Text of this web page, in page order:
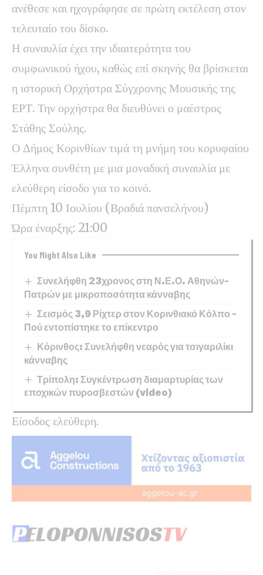
ανέθεσε και ηχογράφησε σε πρώτη εκτέλεση στον
τελευταίο του δίσκο.
Η συναυλία έχει την ιδιαιτερότητα του
συμφωνικού ήχου, καθώς επί σκηνής θα βρίσκεται
η ιστορική Ορχήστρα Σύγχρονης Μουσικής της
ΕΡΤ. Την ορχήστρα θα διευθύνει ο μαέστρος
Στάθης Σούλης.
Ο Δήμος Κορινθίων τιμά τη μνήμη του κορυφαίου
Έλληνα συνθέτη με μια μοναδική συναυλία με
ελεύθερη είσοδο για το κοινό.
Πέμπτη 10 Ιουλίου (Βραδιά πανσελήνου)
Ώρα έναρξης: 21:00
You Might Also Like
Συνελήφθη 23χρονος στη Ν.Ε.Ο. Αθηνών–
Πατρών με μικροποσότητα κάνναβης
Σεισμός 3,9 Ρίχτερ στον Κορινθιακό Κόλπο –
Πού εντοπίστηκε το επίκεντρο
Κόρινθος: Συνελήφθη νεαρός για τσιγαριλίκι
κάνναβης
Τρίπολη: Συγκέντρωση διαμαρτυρίας των
εποχικών πυροσβεστών (video)
Είσοδος ελεύθερη.